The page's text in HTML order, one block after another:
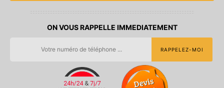
ON VOUS RAPPELLE IMMEDIATEMENT